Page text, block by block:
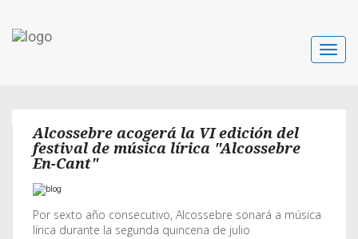
Toggle
Alcossebre acogerá la VI edición del
festival de música lírica "Alcossebre
En-Cant"
Por sexto año consecutivo, Alcossebre sonará a música
lírica durante la segunda quincena de julio